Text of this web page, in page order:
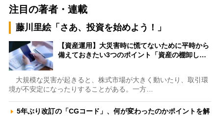
注目の著者・連載
藤川里絵「さあ、投資を始めよう！」
【資産運用】大災害時に慌てないために平時から
備えておきたい3つのポイント「資産の棚卸し…
大規模な災害が起きると、株式市場が大きく動いたり、取引環
境が不安定になったりすることがある。一方…
5年ぶり改訂の「CGコード」、何が変わったのかポイントを解